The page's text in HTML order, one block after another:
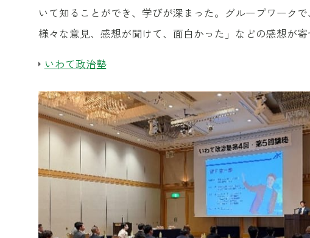
いて知ることができ、学びが深まった。グループワーク
様々な意見、感想が聞けて、面白かった」などの感想が寄
いわて政治塾